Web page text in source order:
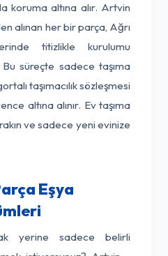
koruma altına alır. Artvin
alınan her bir parça, Ağrı
titizlikle kurulumu
süreçte sadece taşıma
taşımacılık sözleşmesi
altına alınır. Ev taşıma
ve sadece yeni evinize
Eşya
yerine sadece belirli